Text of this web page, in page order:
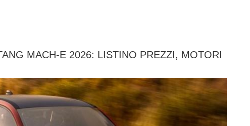
MACH-E 2026: LISTINO PREZZI, MOTORI